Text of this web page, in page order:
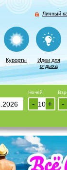
Личный
Курорты
Идеи для
отдыха
Ночей
+
- -